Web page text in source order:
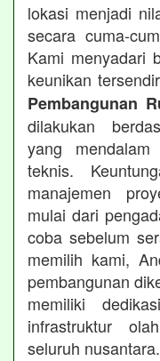
lokasi menjadi
secara cuma-
Kami menyadari
keunikan
Pembangunan
dilakukan
yang
teknis.
manajemen
mulai dari
coba sebelum
memilih kami,
pembangunan
memiliki
infrastruktur
seluruh nusantara.